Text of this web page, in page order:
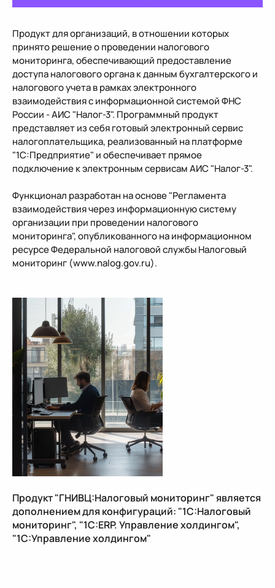
Продукт для организаций, в отношении которых
принято решение о проведении налогового
мониторинга, обеспечивающий предоставление
доступа налогового органа к данным бухгалтерского и
налогового учета в рамках электронного
взаимодействия с информационной системой ФНС
России - АИС "Налог-3". Программный продукт
представляет из себя готовый электронный сервис
налогоплательщика, реализованный на платформе
"1С:Предприятие" и обеспечивает прямое
подключение к электронным сервисам АИС "Налог-3".
Функционал разработан на основе "Регламента
взаимодействия через информационную систему
организации при проведении налогового
мониторинга", опубликованного на информационном
ресурсе Федеральной налоговой службы Налоговый
мониторинг (www.nalog.gov.ru).
Продукт "ГНИВЦ:Налоговый мониторинг" является
дополнением для конфигураций: "1С:Налоговый
мониторинг", "1С:ERP. Управление холдингом",
"1С:Управление холдингом"